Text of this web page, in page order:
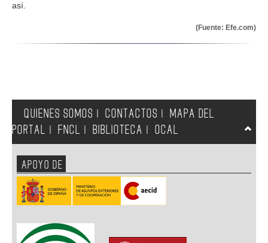
así.
(Fuente: Efe.com)
QUIENES SOMOS CONTACTOS
MAPA DEL
PORTAL
FNCL BIBLIOTECA OCAL
APOYO DE